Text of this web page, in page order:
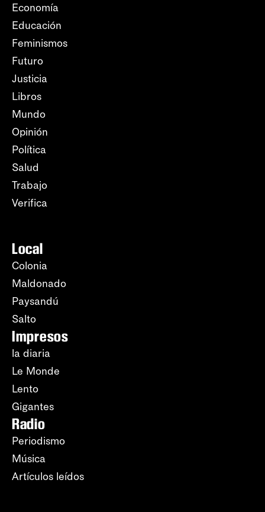
Economía
Educación
Feminismos
Futuro
Justicia
Libros
Mundo
Opinión
Política
Salud
Trabajo
Verifica
Local
Colonia
Maldonado
Paysandú
Salto
Impresos
la diaria
Le Monde
Lento
Gigantes
Radio
Periodismo
Música
Artículos leídos